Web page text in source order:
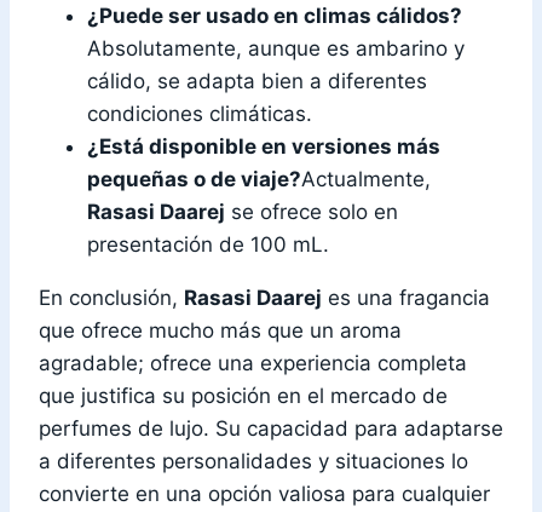
¿Puede ser usado en climas cálidos?
Absolutamente, aunque es ambarino y
cálido, se adapta bien a diferentes
condiciones climáticas.
¿Está disponible en versiones más
pequeñas o de viaje?Actualmente,
Rasasi Daarej se ofrece solo en
presentación de 100 mL.
En conclusión, Rasasi Daarej es una fragancia
que ofrece mucho más que un aroma
agradable; ofrece una experiencia completa
que justifica su posición en el mercado de
perfumes de lujo. Su capacidad para adaptarse
a diferentes personalidades y situaciones lo
convierte en una opción valiosa para cualquier